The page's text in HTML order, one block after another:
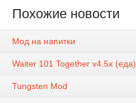
Похожие новости
Мод на напитки
Waiter 101 Together v4.5x (еда)
Tungsten Mod